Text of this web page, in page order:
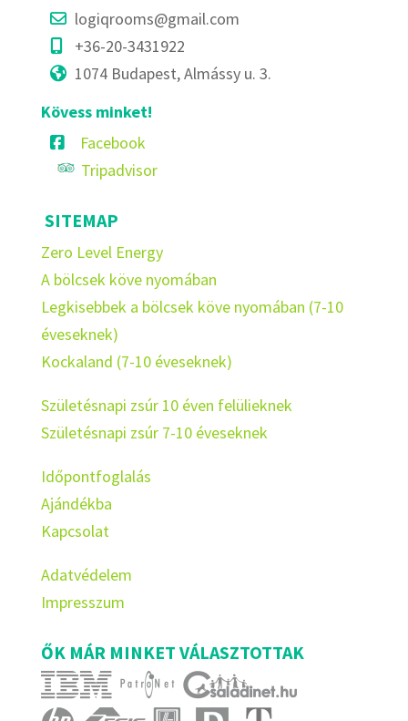
logiqrooms@gmail.com
+36-20-3431922
1074 Budapest, Almássy u. 3.
Kövess minket!
Facebook
Tripadvisor
SITEMAP
Zero Level Energy
A bölcsek köve nyomában
Legkisebbek a bölcsek köve nyomában (7-10
éveseknek)
Kockaland (7-10 éveseknek)
Születésnapi zsúr 10 éven felülieknek
Születésnapi zsúr 7-10 éveseknek
Időpontfoglalás
Ajándékba
Kapcsolat
Adatvédelem
Impresszum
ŐK MÁR MINKET VÁLASZTOTTAK